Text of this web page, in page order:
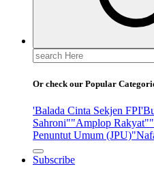
Search
for:
Or check our Popular
'Balada Cinta Sekjen FPI
Sahroni""Amplop Rakyat"
Penuntut Umum (JPU)
Subscribe